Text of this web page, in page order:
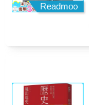
Readmoo